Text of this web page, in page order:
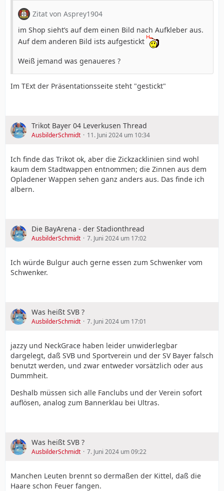
Zitat von Asprey1904
im Shop sieht’s auf dem einen Bild nach Aufkleber aus.
Auf dem anderen Bild ists aufgestickt
Weiß jemand was genaueres ?
Im TExt der Präsentationsseite steht "gestickt"
Trikot Bayer 04 Leverkusen Thread
AusbilderSchmidt 11. Juni 2024 um 10:34
Ich finde das Trikot ok, aber die Zickzacklinien sind wohl
kaum dem Stadtwappen entnommen; die Zinnen aus dem
Opladener Wappen sehen ganz anders aus. Das finde ich
albern.
Die BayArena - der Stadionthread
AusbilderSchmidt 7. Juni 2024 um 17:02
Ich würde Bulgur auch gerne essen zum Schwenker vom
Schwenker.
Was heißt SVB ?
AusbilderSchmidt 7. Juni 2024 um 17:01
jazzy und NeckGrace haben leider unwiderlegbar
dargelegt, daß SVB und Sportverein und der SV Bayer falsch
benutzt werden, und zwar entweder vorsätzlich oder aus
Dummheit.
Deshalb müssen sich alle Fanclubs und der Verein sofort
auflösen, analog zum Bannerklau bei Ultras.
Was heißt SVB ?
AusbilderSchmidt 7. Juni 2024 um 09:22
Manchen Leuten brennt so dermaßen der Kittel, daß die
Haare schon Feuer fangen.